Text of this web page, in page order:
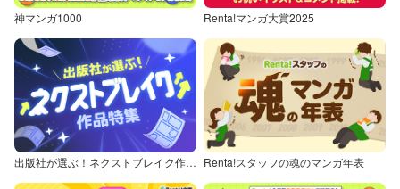
神マンガ1000 Renta!マンガ大賞2025
出版社が選ぶ！ネクストブレイク作品特集 Renta!スタッフの魂のマンガ年表